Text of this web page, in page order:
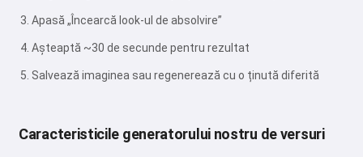
Apasă „Încearcă look-ul de absolvire”
Așteaptă ~30 de secunde pentru rezultat
Salvează imaginea sau regenerează cu o ținută diferită
Caracteristicile generatorului nostru de versuri